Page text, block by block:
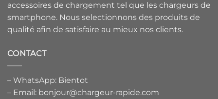
accessoires de chargement tel que les chargeurs de
smartphone. Nous selectionnons des produits de
qualité afin de satisfaire au mieux nos clients.
CONTACT
– WhatsApp: Bientot
– Email: bonjour@chargeur-rapide.com